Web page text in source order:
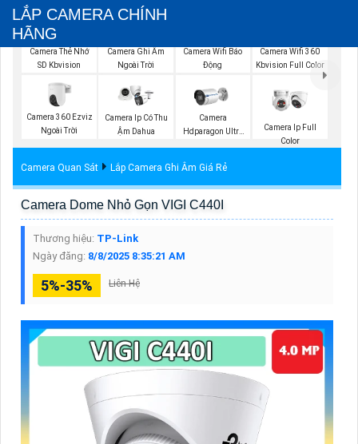
LẮP CAMERA CHÍNH
HÃNG
Camera Thẻ Nhớ
SD Kbvision
Camera Ghi Âm
Ngoài Trời
Camera Wifi Báo
Động
Camera Wifi 360
Kbvision Full Color
Camera 360 Ezviz
Ngoài Trời
Camera Ip Có Thu
Ậm Dahua
Camera
Hdparagon Ultra
Camera Ip Full
Color
Camera Quan Sát Lắp Camera Ghi Âm Giá Rẻ
Camera Dome Nhỏ Gọn VIGI C440I
Thương hiệu: TP-Link
Ngày đăng: 8/8/2025 8:35:21 AM
5%-35% Liên Hệ